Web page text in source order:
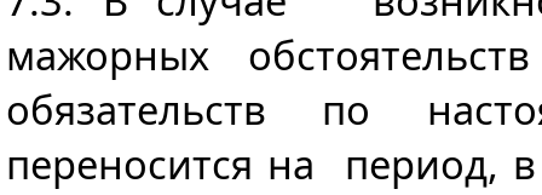
мажорных
обязательств по
переносится на период,